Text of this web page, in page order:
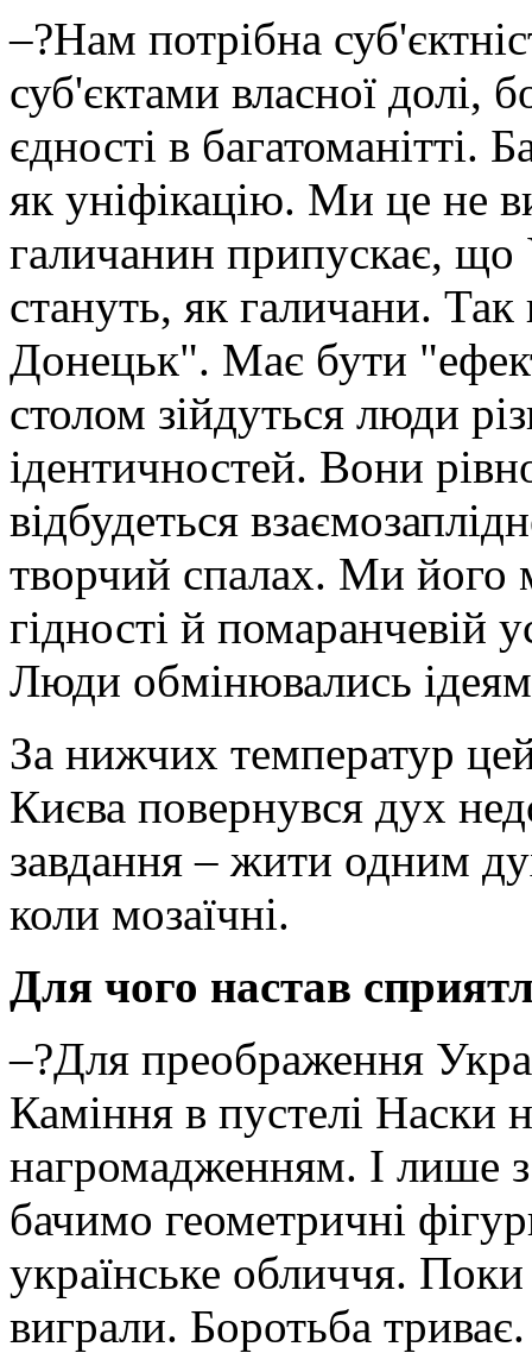
–?Нам потрібна
суб'єктами власної долі,
єдності в багатоманітті.
як уніфікацію. Ми це не
галичанин припускає, що
стануть, як галичани.
Донецьк". Має бути
столом зійдуться люди
ідентичностей. Вони
відбудеться
творчий спалах. Ми його
гідності й помаранчевій
Люди обмінювались
За нижчих температур
Києва повернувся дух
завдання – жити одним
коли мозаїчні.
Для чого настав
–?Для преображення
Каміння в пустелі Наски
нагромадженням. І лише
бачимо геометричні
українське обличчя.
виграли. Боротьба триває.